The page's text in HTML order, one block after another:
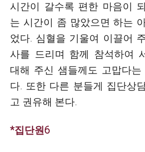
시간이 갈수록 편한 마음이
는 시간이 좀 많았으면 하는
었다. 심혈을 기울여 이끌어
사를 드리며 함께 참석하여
대해 주신 샘들께도 고맙다
다. 또한 다른 분들게 집단상
고 권유해 본다.
*집단원6